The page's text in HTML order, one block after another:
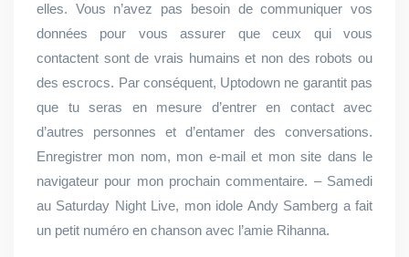
elles. Vous n’avez pas besoin de communiquer vos
données pour vous assurer que ceux qui vous
contactent sont de vrais humains et non des robots ou
des escrocs. Par conséquent, Uptodown ne garantit pas
que tu seras en mesure d’entrer en contact avec
d’autres personnes et d’entamer des conversations.
Enregistrer mon nom, mon e-mail et mon site dans le
navigateur pour mon prochain commentaire. – Samedi
au Saturday Night Live, mon idole Andy Samberg a fait
un petit numéro en chanson avec l’amie Rihanna.